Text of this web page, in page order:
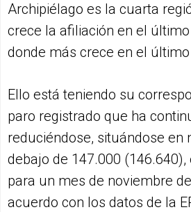
Archipiélago es la cuarta
crece la afiliación en el
donde más crece en el último
Ello está teniendo su
paro registrado que ha
reduciéndose, situándose en
debajo de 147.000
para un mes de noviembre
acuerdo con los datos de la